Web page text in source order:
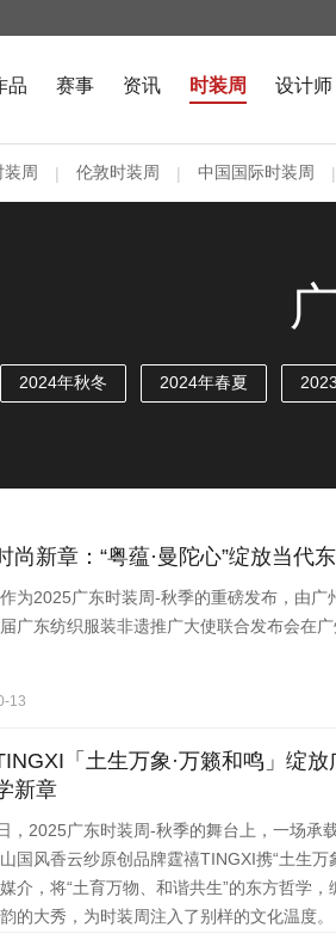
品 赛事 资讯 时装周 设计师
周 | 伦敦时装周 | 中国国际时装周 |
2024年秋冬 2024年春夏
尚新章：“粤蕴·曼陀心”绽放当代
为2025广东时装周-秋季的重磅发布，由广
广东纺织服装非遗推广大使联合发布会在广
13
「土生万象·万籁和鸣」绽
新章
，2025广东时装周-秋季的舞台上，一场承
风香云纱原创品牌霆禧TINGXI携“土生万
介，将“土育万物、和谐共生”的东方哲学
的大秀，为时装周注入了别样的文化温度。